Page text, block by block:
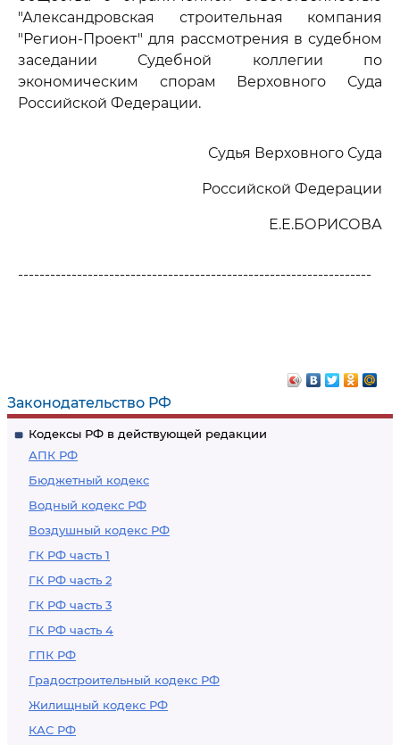
Законодательство РФ
Кодексы РФ в действующей редакции
АПК РФ
Бюджетный кодекс
Водный кодекс РФ
Воздушный кодекс РФ
ГК РФ часть 1
ГК РФ часть 2
ГК РФ часть 3
ГК РФ часть 4
ГПК РФ
Градостроительный кодекс РФ
Жилищный кодекс РФ
КАС РФ
"Александровская строительная компания
"Регион-Проект" для рассмотрения в судебном
заседании Судебной коллегии по
экономическим спорам Верховного Суда
Российской Федерации.
Судья Верховного Суда
Российской Федерации
Е.Е.БОРИСОВА
------------------------------------------------------------------